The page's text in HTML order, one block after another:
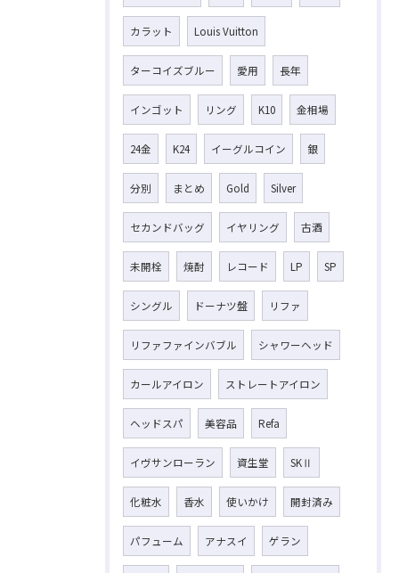
カラット Louis Vuitton
ターコイズブルー 愛用 長年
インゴット リング K10 金相場
24金 K24 イーグルコイン 銀
分別 まとめ Gold Silver
セカンドバッグ イヤリング 古酒
未開栓 焼酎 レコード LP SP
シングル ドーナツ盤 リファ
リファファインバブル シャワーヘッド
カールアイロン ストレートアイロン
ヘッドスパ 美容品 Refa
イヴサンローラン 資生堂 SKⅡ
化粧水 香水 使いかけ 開封済み
パフューム アナスイ ゲラン